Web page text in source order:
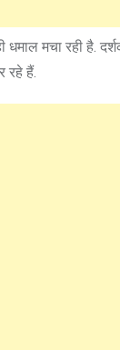
धमाल मचा रही
रहे हैं.